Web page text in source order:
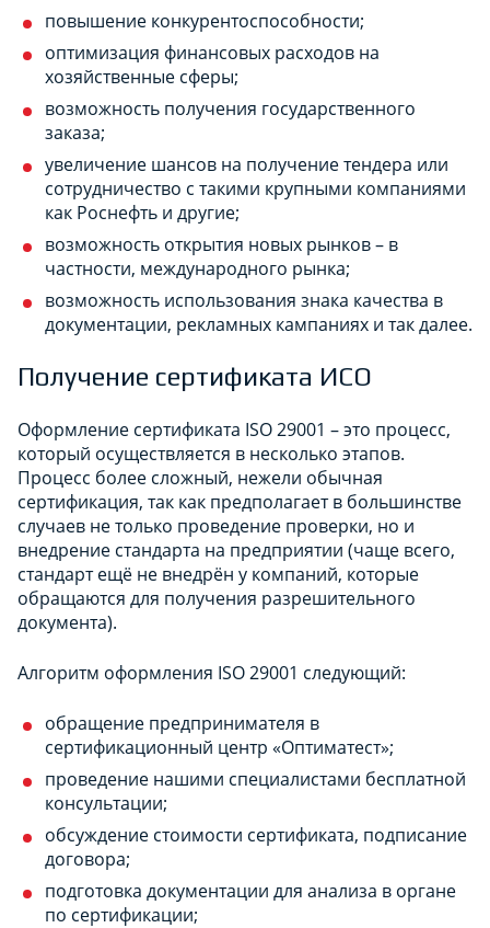
повышение конкурентоспособности;
оптимизация финансовых расходов на
хозяйственные сферы;
возможность получения государственного
заказа;
увеличение шансов на получение тендера или
сотрудничество с такими крупными компаниями
как Роснефть и другие;
возможность открытия новых рынков – в
частности, международного рынка;
возможность использования знака качества в
документации, рекламных кампаниях и так далее.
Получение сертификата ИСО
Оформление сертификата ISO 29001 – это процесс,
который осуществляется в несколько этапов.
Процесс более сложный, нежели обычная
сертификация, так как предполагает в большинстве
случаев не только проведение проверки, но и
внедрение стандарта на предприятии (чаще всего,
стандарт ещё не внедрён у компаний, которые
обращаются для получения разрешительного
документа).
Алгоритм оформления ISO 29001 следующий:
обращение предпринимателя в
сертификационный центр «Оптиматест»;
проведение нашими специалистами бесплатной
консультации;
обсуждение стоимости сертификата, подписание
договора;
подготовка документации для анализа в органе
по сертификации;